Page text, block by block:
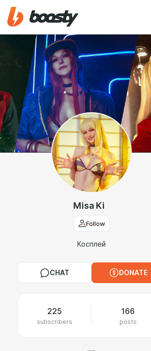
Misa Ki
Follow
Косплей
CHAT DONATE
225
subscribers
166
posts